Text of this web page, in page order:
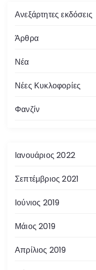
Ανεξάρτητες εκδόσεις
Άρθρα
Νέα
Νέες Κυκλοφορίες
Φανζίν
Ιανουάριος 2022
Σεπτέμβριος 2021
Ιούνιος 2019
Μάιος 2019
Απρίλιος 2019